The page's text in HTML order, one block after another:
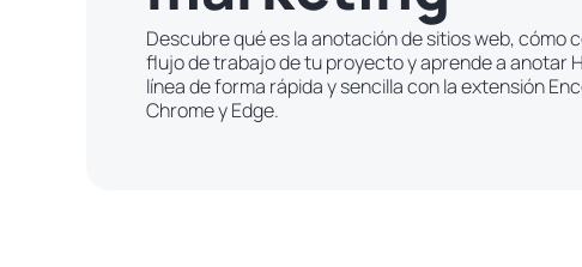
Descubre qué es la anotación de sitios web, cómo
flujo de trabajo de tu proyecto y aprende a anotar
línea de forma rápida y sencilla con la extensión
Chrome y Edge.